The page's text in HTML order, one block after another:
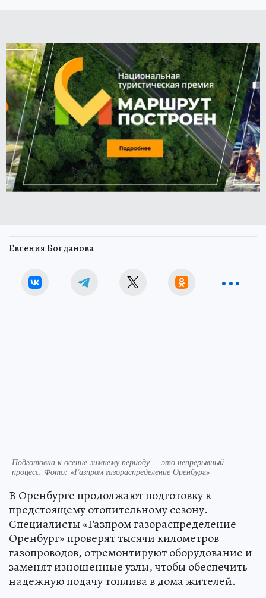
Евгения Богданова
Подготовка к осенне-зимнему периоду — это непрерывный
процесс. Фото: «Газпром газораспределение Оренбург»
В Оренбурге продолжают подготовку к
предстоящему отопительному сезону.
Специалисты «Газпром газораспределение
Оренбург» проверят тысячи километров
газопроводов, отремонтируют оборудование и
заменят изношенные узлы, чтобы обеспечить
надежную подачу топлива в дома жителей.